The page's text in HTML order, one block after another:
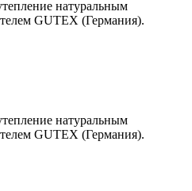
натуральным
GUTEX (Германия).
натуральным
GUTEX (Германия).